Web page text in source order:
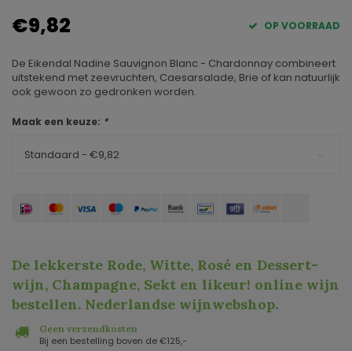
€9,82 OP VOORRAAD
De Eikendal Nadine Sauvignon Blanc - Chardonnay combineert
uitstekend met zeevruchten, Caesarsalade, Brie of kan natuurlijk
ook gewoon zo gedronken worden.
Maak een keuze: *
Standaard - €9,82
De lekkerste Rode, Witte, Rosé en Dessert-
wijn, Champagne, Sekt en likeur! online wijn
bestellen. Nederlandse wijnwebshop.
Geen verzendkosten
Bij een bestelling boven de €125,-